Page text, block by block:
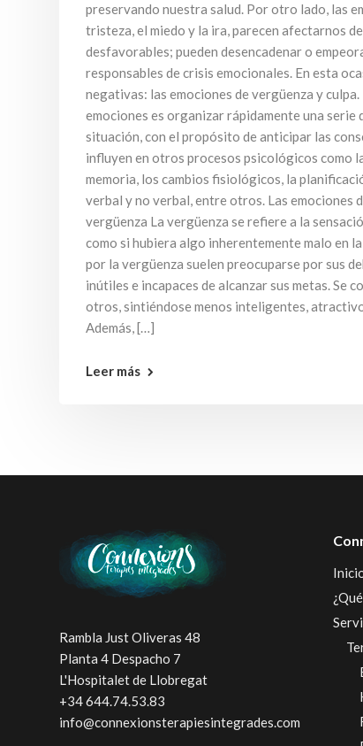
preservando nuestra salud. Por otro lado, las
tristeza, el miedo y la ira, parecen afectarnos
desfavorables; pueden desencadenar o
responsables de crisis emocionales. En esta
negativas: las emociones de vergüenza y
emociones es organizar rápidamente una serie
situación, con el propósito de anticipar las
influyen en otros procesos psicológicos como
memoria, los cambios fisiológicos, la
verbal y no verbal, entre otros. Las emociones
vergüenza La vergüenza se refiere a la
como si hubiera algo inherentemente malo en
por la vergüenza suelen preocuparse por sus
inútiles e incapaces de alcanzar sus metas. Se
otros, sintiéndose menos inteligentes,
Además, […]
Leer más
Rambla Just Oliveras 48
Planta 4 Despacho 7
L'Hospitalet de Llobregat
+34 644.74.53.83
info@connexionsterapiesintegrades.com